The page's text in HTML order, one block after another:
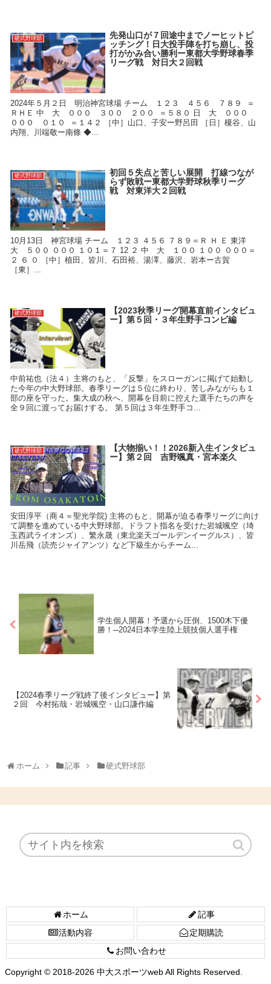
硬式野球部
先発山口が７回途中までノーヒットピ
ッチング！日大投手陣を打ち崩し、投
打がかみ合い勝利ー東都大学野球春季
リーグ戦 対日大２回戦
2024年５月２日 明治神宮球場 チーム １２３ ４５６ ７８９ ＝
ＲＨＥ 中 大 ０００ ３００ ２００ ＝５８０ 日 大 ０００
０００ ０１０ ＝１４２ ［中］山口、子安ー野呂田 ［日］榎谷、山
内翔、川端敬ー南條 ◆...
硬式野球部
初回５失点と苦しい展開 打線つなが
らず敗戦ー東都大学野球秋季リーグ
戦 対東洋大２回戦
10月13日 神宮球場 チーム １２３ ４５６ ７８９＝Ｒ Ｈ Ｅ 東洋
大 ５００ ０００ １０１＝７ 12 ２ 中 大 １００ １００ ０００＝
２ ６ ０ ［中］植田、皆川、石田裕、湯澤、藤沢、岩本ー古賀
［東］...
硬式野球部
【2023秋季リーグ開幕直前インタビュ
ー】第５回・３年生野手コンビ編
中前祐也（法４）主将のもと、「反撃」をスローガンに掲げて始動し
た今年の中大野球部。春季リーグは５位に終わり、苦しみながらも１
部の座を守った。集大成の秋へ、開幕を目前に控えた選手たちの声を
全９回に渡ってお届けする。 第５回は３年生野手コ...
硬式野球部
【大物揃い！！2026新入生インタビュ
ー】第２回 吉野颯真・宮本楽久
安田淳平（商４＝聖光学院) 主将のもと、開幕が迫る春季リーグに向け
て調整を進めている中大野球部。ドラフト指名を受けた岩城颯空（埼
玉西武ライオンズ）、繁永晟（東北楽天ゴールデンイーグルス）、皆
川岳飛（読売ジャイアンツ）など下級生からチーム...
学生個人開幕！予選から圧倒、1500木下優
勝！─2024日本学生陸上競技個人選手権
【2024春季リーグ戦終了後インタビュー】第
２回 今村拓哉・岩城颯空・山口謙作編
ホーム 記事 硬式野球部
ホーム
記事
活動内容
定期購読
お問い合わせ
Copyright © 2018-2026 中大スポーツweb All Rights Reserved.